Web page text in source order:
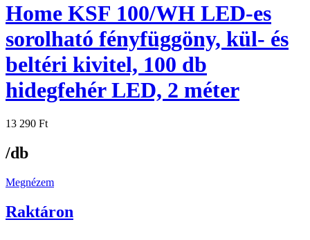
Home KSF 100/WH LED-es
sorolható fényfüggöny, kül- és
beltéri kivitel, 100 db
hidegfehér LED, 2 méter
13 290 Ft
/db
Megnézem
Raktáron